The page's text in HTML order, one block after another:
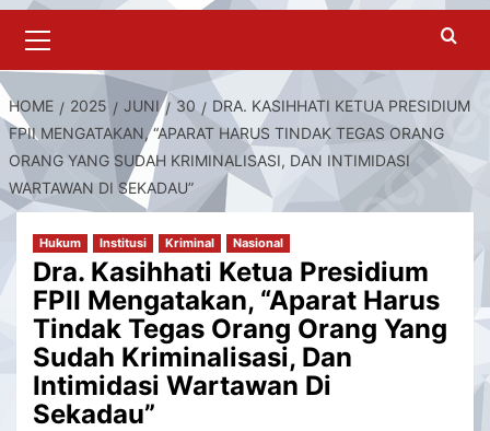
Menu
HOME 2025 JUNI 30
DRA. KASIHHATI KETUA PRESIDIUM
FPII MENGATAKAN, “APARAT HARUS TINDAK TEGAS ORANG
ORANG YANG SUDAH KRIMINALISASI, DAN INTIMIDASI
WARTAWAN DI SEKADAU”
Hukum Institusi Kriminal Nasional
Dra. Kasihhati Ketua Presidium
FPII Mengatakan, “Aparat Harus
Tindak Tegas Orang Orang Yang
Sudah Kriminalisasi, Dan
Intimidasi Wartawan Di
Sekadau”